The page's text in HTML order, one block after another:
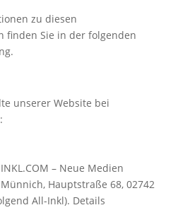
zu diesen
finden Sie in der folgenden
unserer Website bei
– Neue Medien
Hauptstraße 68, 02742
All-Inkl). Details